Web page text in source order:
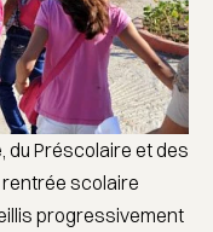
du Préscolaire et des
scolaire
progressivement